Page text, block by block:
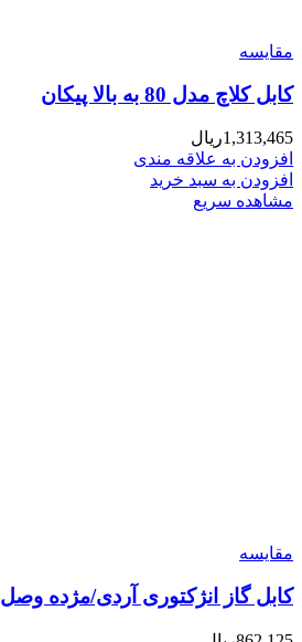
مقایسه
کابل کلاچ مدل 80 به بالا پیکان
1,313,465ریال
افزودن به علاقه مندی
افزودن به سبد خرید
مشاهده سریع
مقایسه
کابل گاز انژکتوری آردی/مژده وصل